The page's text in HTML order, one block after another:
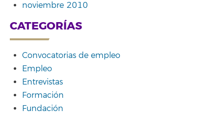
noviembre 2010
CATEGORÍAS
Convocatorias de empleo
Empleo
Entrevistas
Formación
Fundación